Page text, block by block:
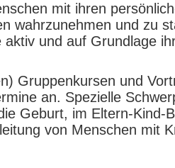
mit ihren
wahrzunehmen und zu
aktiv und auf Grundlage
Gruppenkursen und
an. Spezielle
Geburt, im Eltern-Kind-
von Menschen mit